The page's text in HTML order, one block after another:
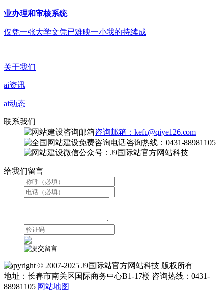
业办理和审核系统
仅凭一张大学文凭已难映一小我的持续成
关于我们
ai资讯
ai动态
联系我们
咨询邮箱：kefu@qiye126.com
咨询热线：0431-88981105
微信公众号：J9国际站官方网站科技
给我们留言
Copyright © 2007-2025 J9国际站官方网站科技 版权所有
地址：长春市南关区国际商务中心B1-17楼 咨询热线：0431-
88981105 网站地图